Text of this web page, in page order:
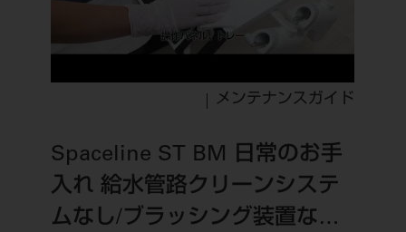
メンテナンスガイド
Spaceline ST BM 日常のお手
入れ 給水管路クリーンシステ
ムなし/ブラッシング装置なし